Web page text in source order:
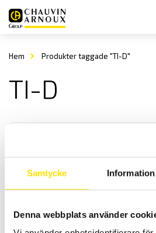
Samtycke Information
Denna webbplats använder
Hem Produkter taggade "TI-D"
TI-D
SAUTER TI manuellt
Manuellt hårdhetsprovställ Sauter är en